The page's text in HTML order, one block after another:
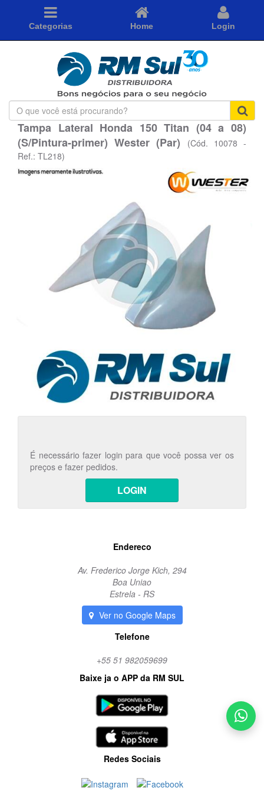
Categorias Home Login
O
que
você
está
procurando?
Tampa Lateral Honda 150 Titan (04 a 08)
(S/Pintura-primer) Wester (Par)
(Cód. 10078 -
Ref.: TL218)
É necessário fazer login para que você possa ver os
preços e fazer pedidos.
LOGIN
Endereco
Av. Frederico Jorge Kich, 294
Boa Uniao
Estrela - RS
Ver no Google Maps
Telefone
+55 51 982059699
Baixe ja o APP da RM SUL
Redes Sociais